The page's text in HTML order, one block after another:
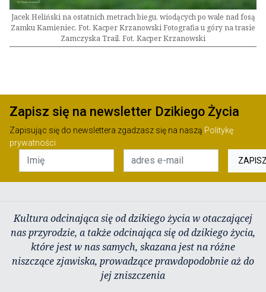
Jacek Heliński na ostatnich metrach biegu, wiodących po wale nad fosą
Zamku Kamieniec. Fot. Kacper Krzanowski Fotografia u góry na trasie
Zamczyska Trail. Fot. Kacper Krzanowski
Zapisz się na newsletter Dzikiego Życia
Zapisując się do newslettera zgadzasz się na naszą Politykę
prywatności
Kultura odcinająca się od dzikiego życia w otaczającej
nas przyrodzie, a także odcinająca się od dzikiego życia,
które jest w nas samych, skazana jest na różne
niszczące zjawiska, prowadzące prawdopodobnie aż do
jej zniszczenia